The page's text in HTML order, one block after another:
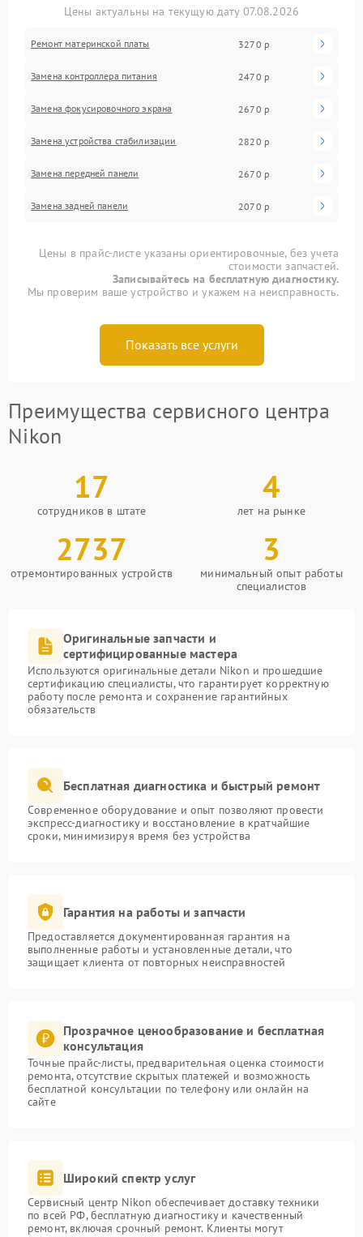
Цены актуальны на текущую дату 07.08.2026
Ремонт материнской платы 3270 р
Замена контроллера питания 2470 р
Замена фокусировочного экрана 2670 р
Замена устройства стабилизации 2820 р
Замена передней панели 2670 р
Замена задней панели 2070 р
Цены в прайс-листе указаны ориентировочные, без учета
стоимости запчастей.
Записывайтесь на бесплатную диагностику.
Мы проверим ваше устройство и укажем на неисправность.
Показать все услуги
Преимущества сервисного центра
Nikon
17
сотрудников в штате
4
лет на рынке
2737
отремонтированных устройств
3
минимальный опыт работы
специалистов
Оригинальные запчасти и
сертифицированные мастера
Используются оригинальные детали Nikon и прошедшие
сертификацию специалисты, что гарантирует корректную
работу после ремонта и сохранение гарантийных
обязательств
Бесплатная диагностика и быстрый ремонт
Современное оборудование и опыт позволяют провести
экспресс-диагностику и восстановление в кратчайшие
сроки, минимизируя время без устройства
Гарантия на работы и запчасти
Предоставляется документированная гарантия на
выполненные работы и установленные детали, что
защищает клиента от повторных неисправностей
Прозрачное ценообразование и бесплатная
консультация
Точные прайс-листы, предварительная оценка стоимости
ремонта, отсутствие скрытых платежей и возможность
бесплатной консультации по телефону или онлайн на
сайте
Широкий спектр услуг
Сервисный центр Nikon обеспечивает доставку техники
по всей РФ, бесплатную диагностику и качественный
ремонт, включая срочный ремонт. Клиенты могут